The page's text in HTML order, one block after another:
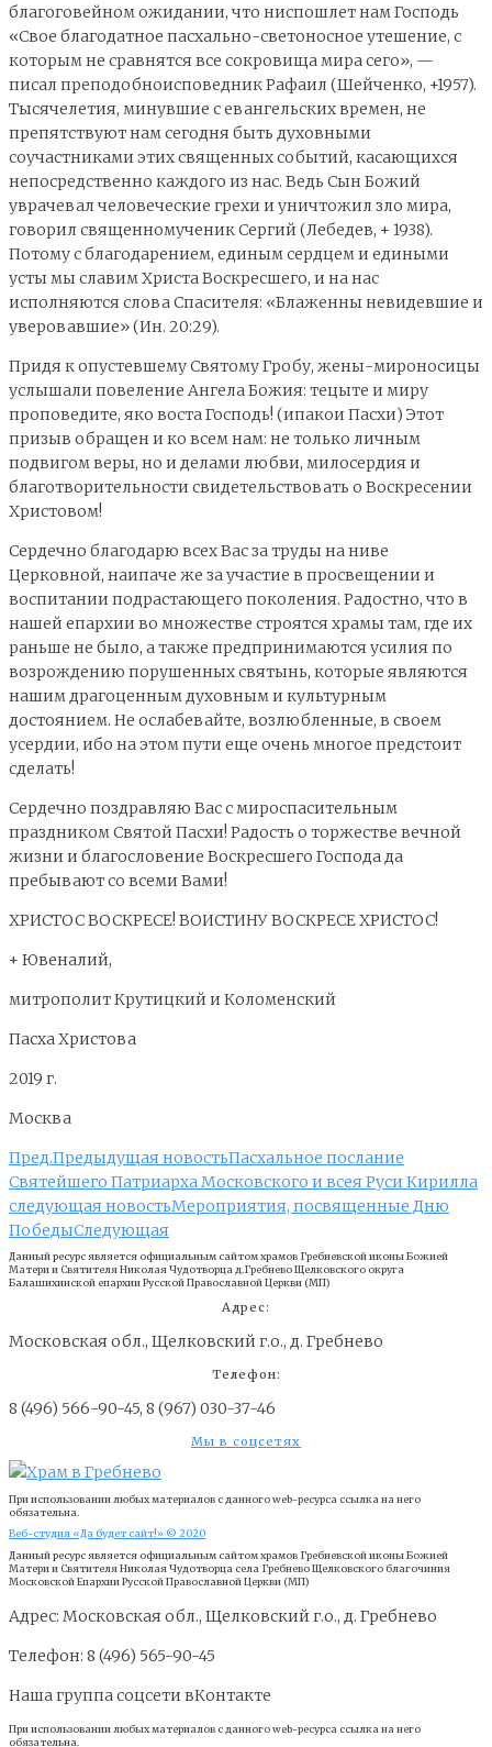
благоговейном ожидании, что ниспошлет нам Господь
«Свое благодатное пасхально-светоносное утешение, с
которым не сравнятся все сокровища мира сего», —
писал преподобноисповедник Рафаил (Шейченко, +1957).
Тысячелетия, минувшие с евангельских времен, не
препятствуют нам сегодня быть духовными
соучастниками этих священных событий, касающихся
непосредственно каждого из нас. Ведь Сын Божий
уврачевал человеческие грехи и уничтожил зло мира,
говорил священномученик Сергий (Лебедев, + 1938).
Потому с благодарением, единым сердцем и едиными
усты мы славим Христа Воскресшего, и на нас
исполняются слова Спасителя: «Блаженны невидевшие и
уверовавшие» (Ин. 20:29).
Придя к опустевшему Святому Гробу, жены-мироносицы
услышали повеление Ангела Божия: тецыте и миру
проповедите, яко воста Господь! (ипакои Пасхи) Этот
призыв обращен и ко всем нам: не только личным
подвигом веры, но и делами любви, милосердия и
благотворительности свидетельствовать о Воскресении
Христовом!
Сердечно благодарю всех Вас за труды на ниве
Церковной, наипаче же за участие в просвещении и
воспитании подрастающего поколения. Радостно, что в
нашей епархии во множестве строятся храмы там, где их
раньше не было, а также предпринимаются усилия по
возрождению порушенных святынь, которые являются
нашим драгоценным духовным и культурным
достоянием. Не ослабевайте, возлюбленные, в своем
усердии, ибо на этом пути еще очень многое предстоит
сделать!
Сердечно поздравляю Вас с мироспасительным
праздником Святой Пасхи! Радость о торжестве вечной
жизни и благословение Воскресшего Господа да
пребывают со всеми Вами!
ХРИСТОС ВОСКРЕСЕ! ВОИСТИНУ ВОСКРЕСЕ ХРИСТОС!
+ Ювеналий,
митрополит Крутицкий и Коломенский
Пасха Христова
2019 г.
Москва
Пред.Предыдущая новостьПасхальное послание
Святейшего Патриарха Московского и всея Руси Кирилла
следующая новостьМероприятия, посвященные Дню
ПобедыСледующая
Данный ресурс является официальным сайтом храмов Гребневской иконы Божией
Матери и Cвятителя Николая Чудотворца д.Гребнево Щелковского округа
Балашихинской епархии Русской Православной Церкви (МП)
Адрес:
Московская обл., Щелковский г.о., д. Гребнево
Телефон:
8 (496) 566-90-45, 8 (967) 030-37-46
Мы в соцсетях
При использовании любых материалов с данного web-ресурса ссылка на него
обязательна.
Веб-студия «Да будет сайт!» © 2020
Данный ресурс является официальным сайтом храмов Гребневской иконы Божией
Матери и Cвятителя Николая Чудотворца села Гребнево Щелковского благочиния
Московской Епархии Русской Православной Церкви (МП)
Адрес: Московская обл., Щелковский г.о., д. Гребнево
Телефон: 8 (496) 565-90-45
Наша группа соцсети вКонтакте
При использовании любых материалов с данного web-ресурса ссылка на него
обязательна.